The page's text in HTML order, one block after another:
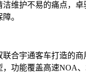
洁维护不易的痛点，
。
合宇通客车打造的
功能覆盖高速NOA